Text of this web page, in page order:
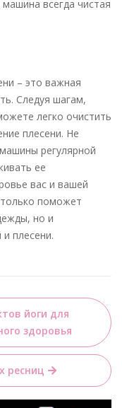
всегда чистая
– это важная
Следуя шагам,
легко очистить
плесени. Не
регулярной
ее
вас и вашей
поможет
но и
плесени.
йоги для
здоровья
ресниц